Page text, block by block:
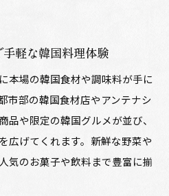
軽な韓国料理体験
本場の韓国食材や調味料が手に
市部の韓国食材店やアンテナシ
品や限定の韓国グルメが並び、
広げてくれます。新鮮な野菜や
気のお菓子や飲料まで豊富に揃